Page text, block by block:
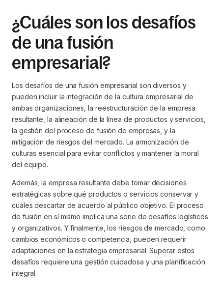
¿Cuáles son los desafíos
de una fusión
empresarial?
Los desafíos de una fusión empresarial son diversos y
pueden incluir la integración de la cultura empresarial de
ambas organizaciones, la reestructuración de la empresa
resultante, la alineación de la línea de productos y servicios,
la gestión del proceso de fusión de empresas, y la
mitigación de riesgos del mercado. La armonización de
culturas esencial para evitar conflictos y mantener la moral
del equipo.
Además, la empresa resultante debe tomar decisiones
estratégicas sobre qué productos o servicios conservar y
cuáles descartar de acuerdo al público objetivo. El proceso
de fusión en sí mismo implica una serie de desafíos logísticos
y organizativos. Y finalmente, los riesgos de mercado, como
cambios económicos o competencia, pueden requerir
adaptaciones en la estrategia empresarial. Superar estos
desafíos requiere una gestión cuidadosa y una planificación
integral.